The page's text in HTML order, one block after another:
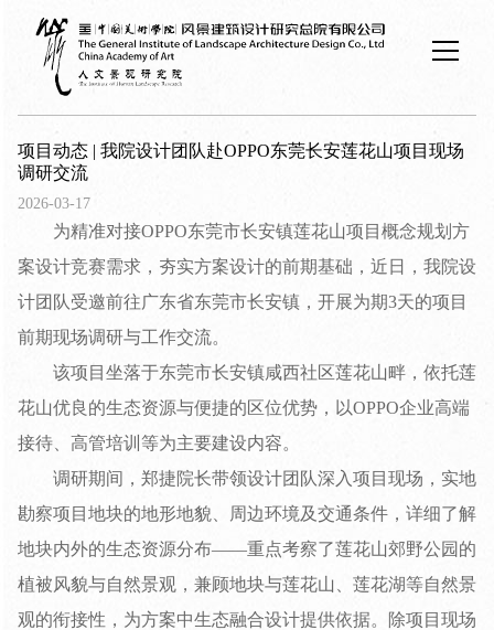
项目动态 | 我院设计团队赴OPPO东莞长安莲花山项目现场
调研交流
2026-03-17
为精准对接OPPO东莞市长安镇莲花山项目概念规划方
案设计竞赛需求，夯实方案设计的前期基础，近日，我院设
计团队受邀前往广东省东莞市长安镇，开展为期3天的项目
前期现场调研与工作交流。
该项目坐落于东莞市长安镇咸西社区莲花山畔，依托莲
花山优良的生态资源与便捷的区位优势，以OPPO企业高端
接待、高管培训等为主要建设内容。
调研期间，郑捷院长带领设计团队深入项目现场，实地
勘察项目地块的地形地貌、周边环境及交通条件，详细了解
地块内外的生态资源分布——重点考察了莲花山郊野公园的
植被风貌与自然景观，兼顾地块与莲花山、莲花湖等自然景
观的衔接性，为方案中生态融合设计提供依据。除项目现场